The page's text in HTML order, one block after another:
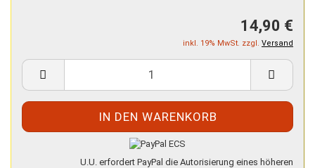
14,90 €
inkl. 19% MwSt. zzgl. Versand
U.U. erfordert PayPal die Autorisierung eines höheren